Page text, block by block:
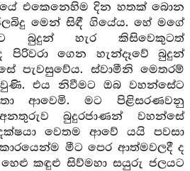
එකෙනෙහිම දින හතක් බොන
මෙන් සිඳී ගියේය. හේ මගේ
බුදුන් හැර කිසිවෙකුටත්
පිරිවරා ගෙන හැන්දෑවේ බුදුන්
පැවසුවේය. ස්වාමීනි මෙතරම්
එය නිවීමට ඔබ වහන්සේට
ආවෙමි. මට පිළිසරණවනු
බුදුරජාණන් වහන්සේ
වෙතම ආවේ යයි පවසා
මීට පෙර ආත්මවලදී ද
කඳුළු සිව්මහා සයුරු ජලයට